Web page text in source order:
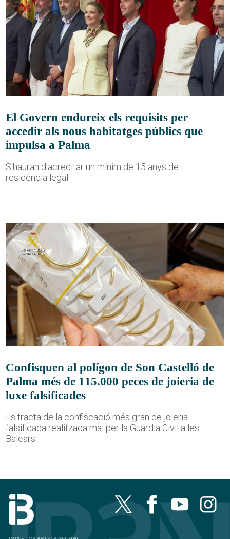
El Govern endureix els requisits per
accedir als nous habitatges públics que
impulsa a Palma
S'hauran d'acreditar un mínim de 15 anys de
residència legal
Confisquen al polígon de Son Castelló de
Palma més de 115.000 peces de joieria de
luxe falsificades
Es tracta de la confiscació més gran de joieria
falsificada realitzada mai per la Guàrdia Civil a les
Balears